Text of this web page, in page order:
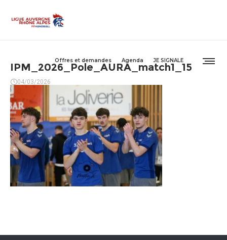
Offres et demandes Agenda JE SIGNALE
IPM_2026_Pole_AURA_match1_15
04/03/2026